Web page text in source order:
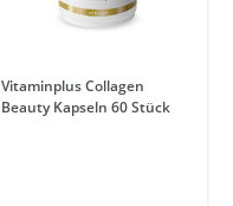
Vitaminplus Collagen
Beauty Kapseln 60 Stück